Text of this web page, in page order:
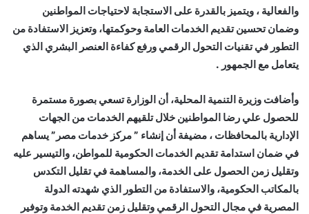
والفعالية ، ويتميز بالقدرة على الاستجابة لاحتياجات المواطنين
وضمان تحسين تقديم الخدمات العامة وحوكمتها، وتعزيز الاستفادة من
التطور في تقنيات التحول الرقمي ورفع كفاءة العنصر البشري الذي
يتعامل مع الجمهور .
وأضافت وزيرة التنمية المحلية، أن الوزارة تسعي بصورة مستمرة
للحصول علي رضا المواطنين خلال تلقيهم الخدمات من الجهات
الإدارية بالمحافظات ، مضيفة أن إنشاء ” مركز خدمات مصر” يساهم
في ضمان استدامة تقديم الخدمات الحكومية للمواطن، والتيسير عليه
وتقليل زمن الحصول على الخدمة، والمساهمة في تقليل التكدس
بالمكاتب الحكومية، والاستفادة من التطور الذي شهدته الدولة
المصرية في مجال التحول الرقمي وتقليل زمن تقديم الخدمة وتوفير